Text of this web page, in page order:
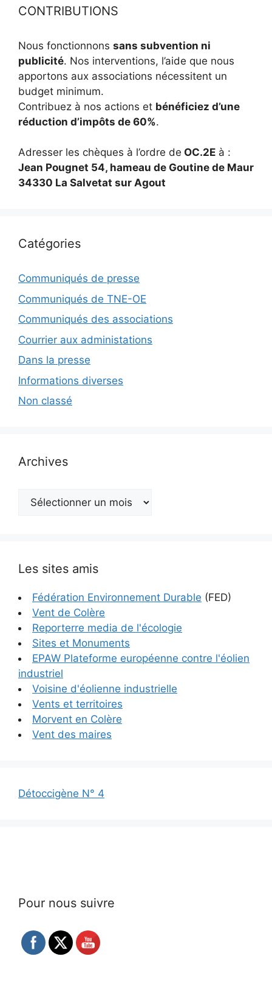
CONTRIBUTIONS
Nous fonctionnons sans subvention ni
publicité. Nos interventions, l’aide que nous
apportons aux associations nécessitent un
budget minimum.
Contribuez à nos actions et bénéficiez d’une
réduction d’impôts de 60%.
Adresser les chèques à l’ordre de OC.2E à :
Jean Pougnet 54, hameau de Goutine de Maur
34330 La Salvetat sur Agout
Catégories
Communiqués de presse
Communiqués de TNE-OE
Communiqués des associations
Courrier aux administations
Dans la presse
Informations diverses
Non classé
Archives
Archives
Les sites amis
Fédération Environnement Durable (FED)
Vent de Colère
Reporterre media de l'écologie
Sites et Monuments
EPAW Plateforme européenne contre l'éolien
industriel
Voisine d'éolienne industrielle
Vents et territoires
Morvent en Colère
Vent des maires
Détoccigène N° 4
Pour nous suivre